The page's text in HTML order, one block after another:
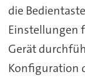
die
Einstellungen
Gerät
Konfiguration